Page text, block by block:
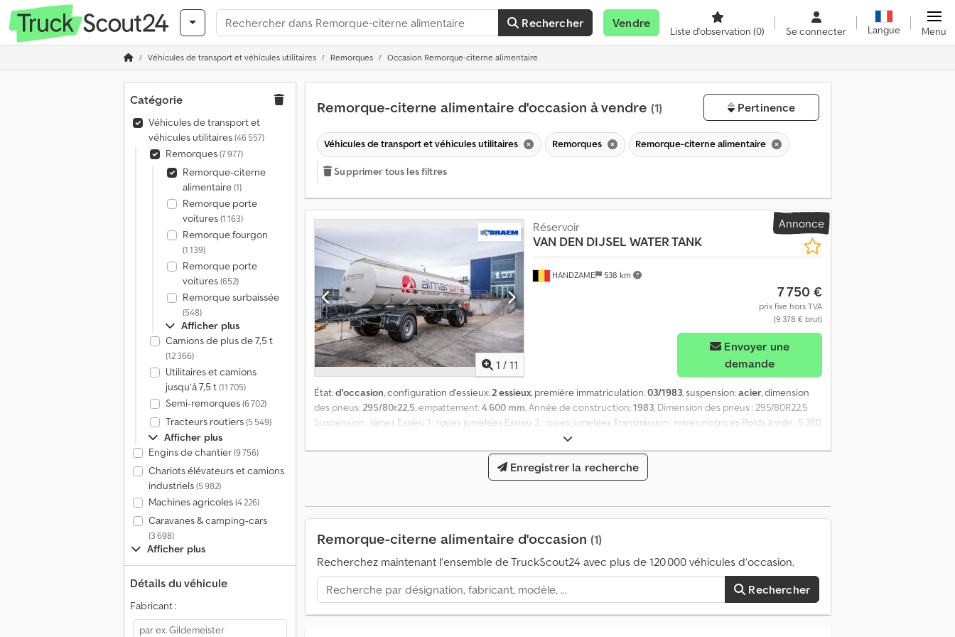
Rechercher Vendre
Liste d'observation (0) Se connecter Langue Menu
Véhicules de transport et véhicules utilitaires Remorques Occasion Remorque-citerne alimentaire
Catégorie
Véhicules de transport et
véhicules utilitaires(46 557)
Remorques(7 977)
Remorque-citerne
alimentaire(1)
Remorque porte
voitures(1 163)
Remorque fourgon
(1 139)
Remorque porte
voitures(652)
Remorque surbaissée
(548)
Afficher plus
Camions de plus de 7,5 t
(12 366)
Utilitaires et camions
jusqu’à 7,5 t(11 705)
Semi-remorques(6 702)
Tracteurs routiers(5 549)
Afficher plus
Engins de chantier(9 756)
Chariots élévateurs et camions
industriels(5 982)
Machines agricoles(4 226)
Caravanes & camping-cars
(3 698)
Afficher plus
Détails du véhicule
Fabricant :
Remorque-citerne alimentaire d'occasion à vendre (1) Pertinence
Véhicules de transport et véhicules utilitaires Remorques Remorque-citerne alimentaire
Supprimer tous les filtres
Annonce
1 / 11
HANDZAME 538 km
Réservoir
VAN DEN DIJSEL WATER TANK
7 750 €
prix fixe hors TVA
(9 378 € brut)
demande
État:d'occasion, configuration d'essieux:2 essieux, première immatriculation:03/1983, suspension:acier, dimension
des pneus:295/80r22,5, empattement:4 600 mm, Année de construction:1983, Dimension des pneus : 295/80R22,5
Suspension : lames Essieu 1 : roues jumelées Essieu 2 : roues jumelées Transmission : roues motrices Poids à vide : 5 380
kg Charge utile : 14 620 kg Dedpfeyku Tljx Akceck PTAC : 20 000 kg
Enregistrer la recherche
Remorque-citerne alimentaire d'occasion (1)
Recherchez maintenant l’ensemble de TruckScout24 avec plus de 120 000 véhicules d’occasion.
Rechercher
u
s
d
e
1
4
m
a
n
d
e
s
d
a
h
a
t
a
r